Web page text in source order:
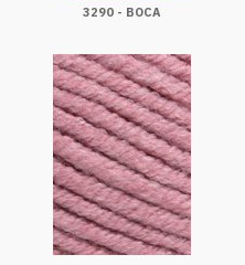
3290 - BOCA